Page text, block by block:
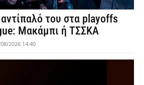
του στα playoffs
Μακάμπι ή ΤΣΣΚΑ
2026 14:40